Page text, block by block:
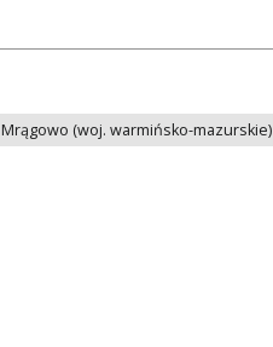
Mrągowo (woj. warmińsko-mazurskie)